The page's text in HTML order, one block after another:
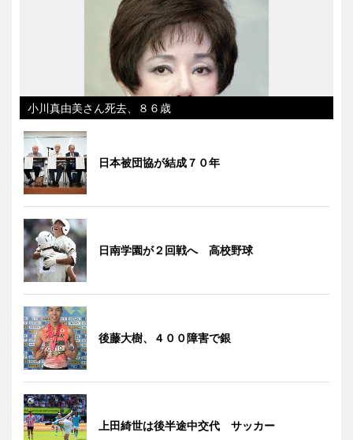
小川真由美さん死去、８６歳
日本被団協が結成７０年
日南学園が２回戦へ 高校野球
後藤大樹、４００障害で銀
上田綺世は後半途中交代 サッカー